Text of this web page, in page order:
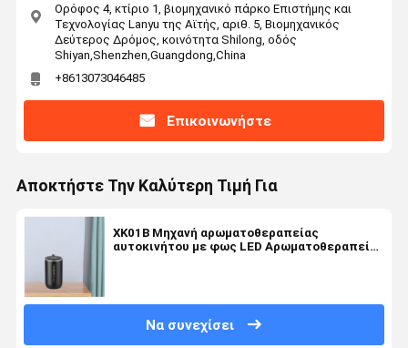
Ορόφος 4, κτίριο 1, βιομηχανικό πάρκο Επιστήμης και
Τεχνολογίας Lanyu της Αϊτής, αριθ. 5, Βιομηχανικός
Δεύτερος Δρόμος, κοινότητα Shilong, οδός
Shiyan,Shenzhen,Guangdong,China
+8613073046485
Επικοινωνήστε
Αποκτήστε Την Καλύτερη Τιμή Για
XK01B Μηχανή αρωματοθεραπείας
αυτοκινήτου με φως LED Αρωματοθεραπεία
Να συνεχίσει